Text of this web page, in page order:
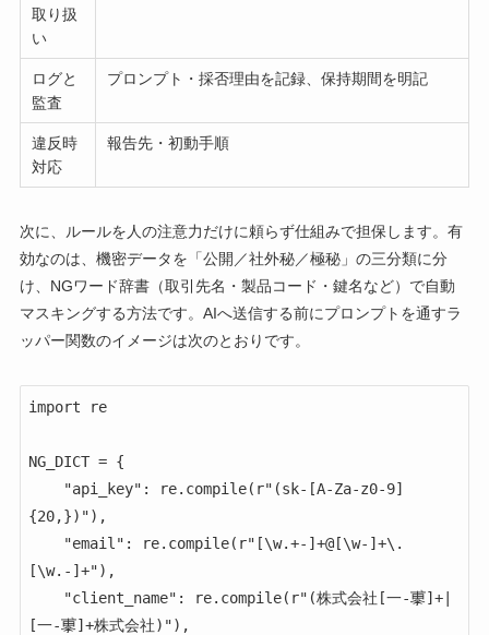
取り扱
い
ログと
監査
プロンプト・採否理由を記録、保持期間を明記
違反時
対応
報告先・初動手順
次に、ルールを人の注意力だけに頼らず仕組みで担保します。有
効なのは、機密データを「公開／社外秘／極秘」の三分類に分
け、NGワード辞書（取引先名・製品コード・鍵名など）で自動
マスキングする方法です。AIへ送信する前にプロンプトを通すラ
ッパー関数のイメージは次のとおりです。
import re
NG_DICT = {
{20,})"),
[\w.-]+"),
[一-鿿]+株式会社)"),